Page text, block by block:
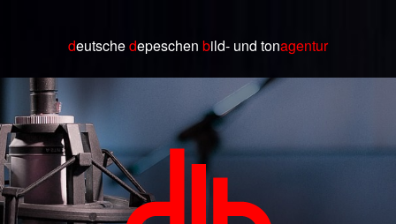
deutschedepeschen bild- und tonagentur